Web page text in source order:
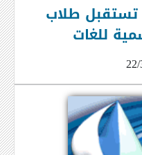
تستقبل طلاب
للغات